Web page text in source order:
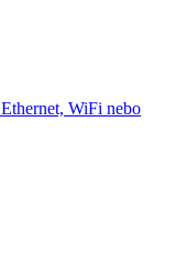
WiFi nebo